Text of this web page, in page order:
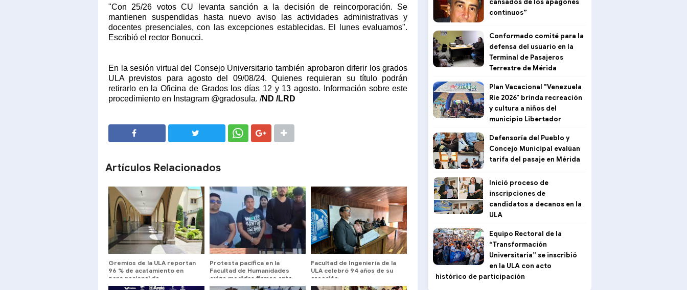
"Con 25/26 votos CU levanta sanción a la decisión de reincorporación. Se
mantienen suspendidas hasta nuevo aviso las actividades administrativas y
docentes presenciales, con las excepciones establecidas. El lunes evaluamos".
Escribió el rector Bonucci.
En la sesión virtual del Consejo Universitario también aprobaron diferir los grados
ULA previstos para agosto del 09/08/24. Quienes requieran su título podrán
retirarlo en la Oficina de Grados los días 12 y 13 agosto. Información sobre este
procedimiento en Instagram @gradosula. /ND /LRD
Artículos Relacionados
Gremios de la ULA reportan
96 % de acatamiento en
paro nacional de
trabajadores
Protesta pacífica en la
Facultad de Humanidades
exige medidas firmes ante
caso de acoso
Facultad de Ingeniería de la
ULA celebró 94 años de su
creación
cansados de los apagones
continuos”
Conformado comité para la
defensa del usuario en la
Terminal de Pasajeros
Terrestre de Mérida
Plan Vacacional "Venezuela
Ríe 2026" brinda recreación
y cultura a niños del
municipio Libertador
Defensoría del Pueblo y
Concejo Municipal evalúan
tarifa del pasaje en Mérida
Inició proceso de
inscripciones de
candidatos a decanos en la
ULA
Equipo Rectoral de la
“Transformación
Universitaria” se inscribió
en la ULA con acto
histórico de participación